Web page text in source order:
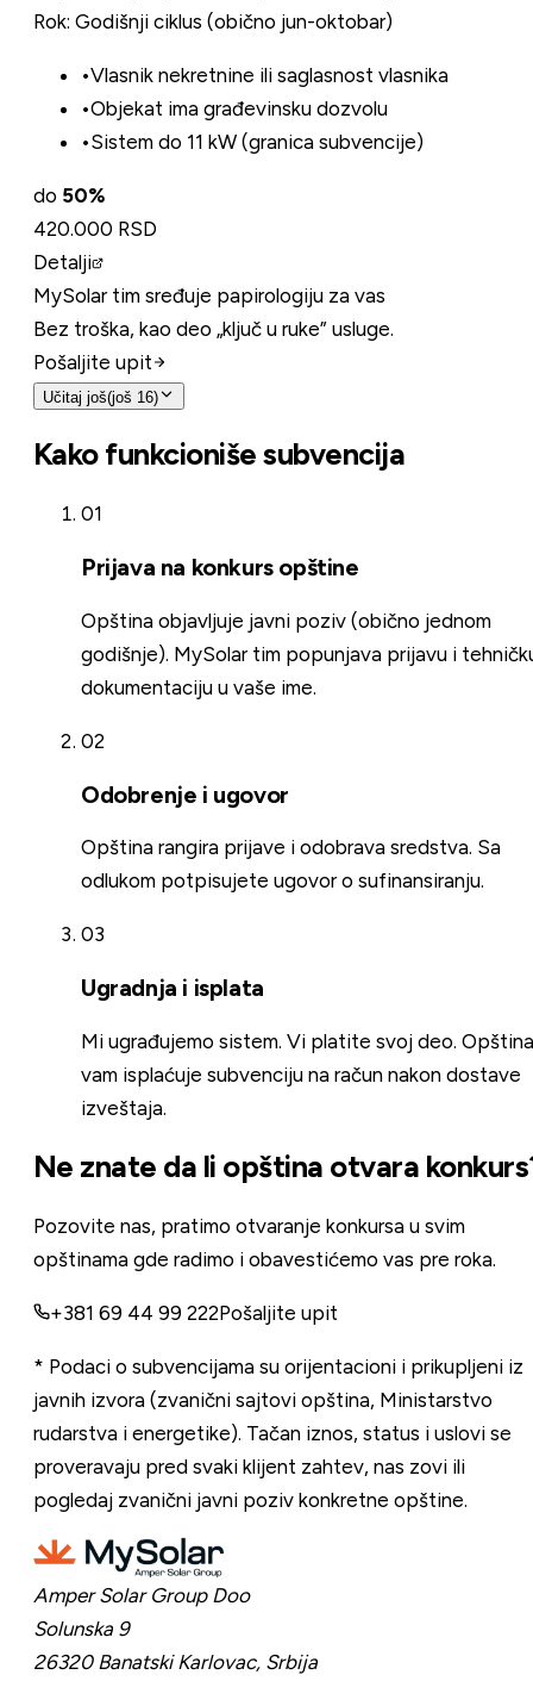
Rok: Godišnji ciklus (obično jun-oktobar)
•Vlasnik nekretnine ili saglasnost vlasnika
•Objekat ima građevinsku dozvolu
•Sistem do 11 kW (granica subvencije)
do 50%
420.000 RSD
Detalji
MySolar tim sređuje papirologiju za vas
Bez troška, kao deo „ključ u ruke” usluge.
Pošaljite upit
Učitaj još(još 16)
Kako funkcioniše subvencija
01
Prijava na konkurs opštine
Opština objavljuje javni poziv (obično jednom
godišnje). MySolar tim popunjava prijavu i
dokumentaciju u vaše ime.
02
Odobrenje i ugovor
Opština rangira prijave i odobrava sredstva. Sa
odlukom potpisujete ugovor o sufinansiranju.
03
Ugradnja i isplata
Mi ugrađujemo sistem. Vi platite svoj deo. Opština
vam isplaćuje subvenciju na račun nakon dostave
izveštaja.
Ne znate da li opština otvara
Pozovite nas, pratimo otvaranje konkursa u svim
opštinama gde radimo i obavestićemo vas pre roka.
+381 69 44 99 222Pošaljite upit
* Podaci o subvencijama su orijentacioni i prikupljeni iz
javnih izvora (zvanični sajtovi opština, Ministarstvo
rudarstva i energetike). Tačan iznos, status i uslovi se
proveravaju pred svaki klijent zahtev, nas zovi ili
pogledaj zvanični javni poziv konkretne opštine.
Amper Solar Group Doo
Solunska 9
26320 Banatski Karlovac, Srbija